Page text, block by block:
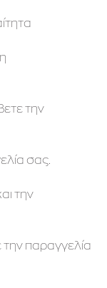
την
σας.
την
παραγγελία